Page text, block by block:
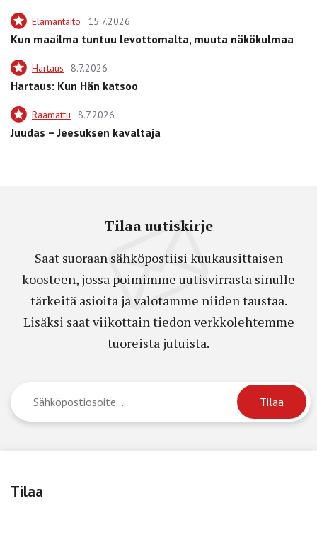
Elämäntaito 15.7.2026
Kun maailma tuntuu levottomalta, muuta näkökulmaa
Hartaus 8.7.2026
Hartaus: Kun Hän katsoo
Raamattu 8.7.2026
Juudas – Jeesuksen kavaltaja
Tilaa uutiskirje
Saat suoraan sähköpostiisi kuukausittaisen
koosteen, jossa poimimme uutisvirrasta sinulle
tärkeitä asioita ja valotamme niiden taustaa.
Lisäksi saat viikottain tiedon verkkolehtemme
tuoreista jutuista.
Tilaa